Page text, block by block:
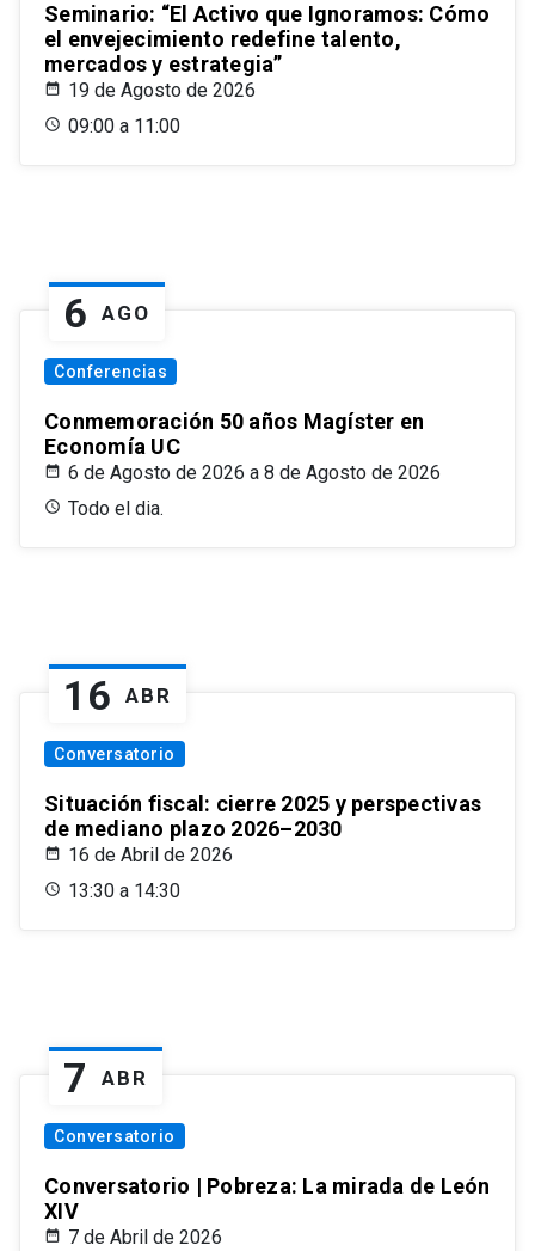
Seminario: “El Activo que Ignoramos: Cómo
el envejecimiento redefine talento,
mercados y estrategia”
19 de Agosto de 2026
09:00 a 11:00
6 AGO
Conferencias
Conmemoración 50 años Magíster en
Economía UC
6 de Agosto de 2026 a 8 de Agosto de 2026
Todo el dia.
16 ABR
Conversatorio
Situación fiscal: cierre 2025 y perspectivas
de mediano plazo 2026–2030
16 de Abril de 2026
13:30 a 14:30
7 ABR
Conversatorio
Conversatorio | Pobreza: La mirada de León
XIV
7 de Abril de 2026